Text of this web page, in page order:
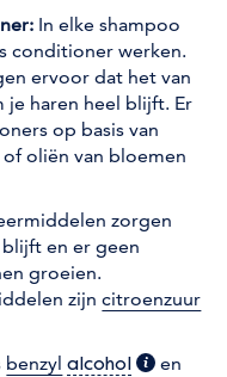
In elke shampoo
conditioner werken.
ervoor dat het van
je haren heel blijft. Er
op basis van
of oliën van bloemen
zorgen
en er geen
groeien.
zijncitroenzuur
benzyl alcohol (extra
en